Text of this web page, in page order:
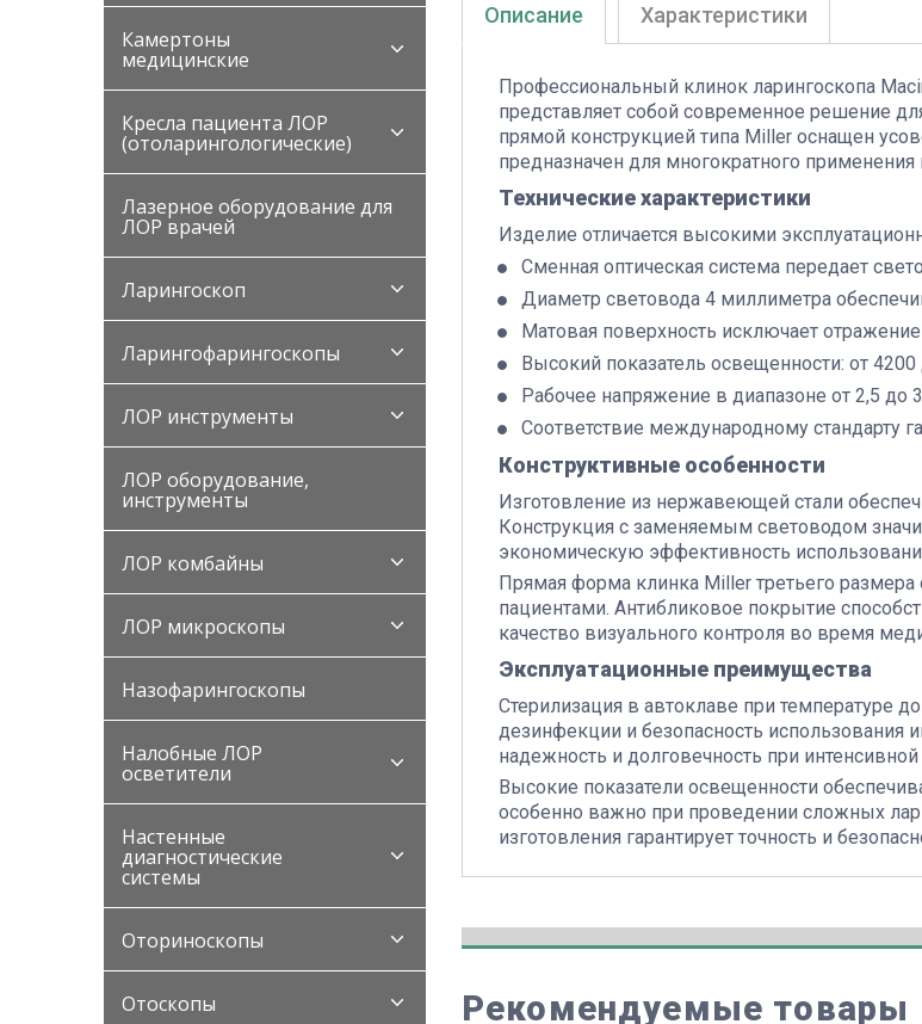
Камертоны
медицинские
Кресла пациента ЛОР
(отоларингологические)
Лазерное оборудование для
ЛОР врачей
Ларингоскоп
Ларингофарингоскопы
ЛОР инструменты
ЛОР оборудование,
инструменты
ЛОР комбайны
ЛОР микроскопы
Назофарингоскопы
Налобные ЛОР
осветители
Настенные
диагностические
системы
Оториноскопы
Отоскопы
Описание
Профессиональный клинок ларингоскопа
представляет собой современное решение
прямой конструкцией типа Miller оснащен
предназначен для многократного
Технические характеристики
Изделие отличается высокими
Сменная оптическая система передает
Диаметр световода 4 миллиметра
Матовая поверхность исключает
Высокий показатель освещенности: от
Рабочее напряжение в диапазоне от 2,5 до
Соответствие международному стандарту
Конструктивные особенности
Изготовление из нержавеющей стали
Конструкция с заменяемым световодом
экономическую эффективность
Прямая форма клинка Miller третьего
пациентами. Антибликовое покрытие
качество визуального контроля во время
Эксплуатационные преимущества
Стерилизация в автоклаве при температуре
дезинфекции и безопасность использования
надежность и долговечность при
Высокие показатели освещенности
особенно важно при проведении сложных
изготовления гарантирует точность и
Характеристики
Рекомендуемые товары